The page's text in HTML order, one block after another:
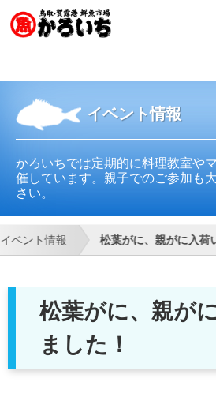
イベント情報
かろいちでは定期的に料理教室や
催しています。親子でのご参加も
さい。
イベント情報 松葉がに、親がに入荷
松葉がに、親が
ました！